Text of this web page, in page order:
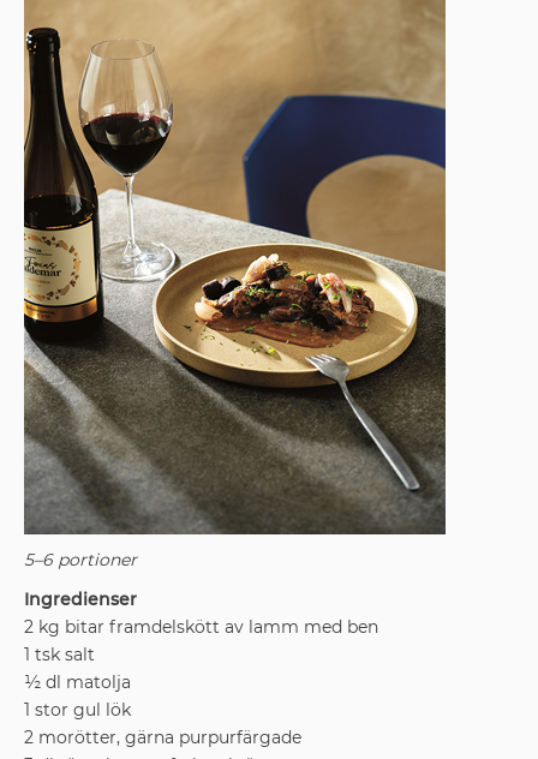
5–6 portioner
Ingredienser
2 kg bitar framdelskött av lamm med ben
1 tsk salt
½ dl matolja
1 stor gul lök
2 morötter, gärna purpurfärgade